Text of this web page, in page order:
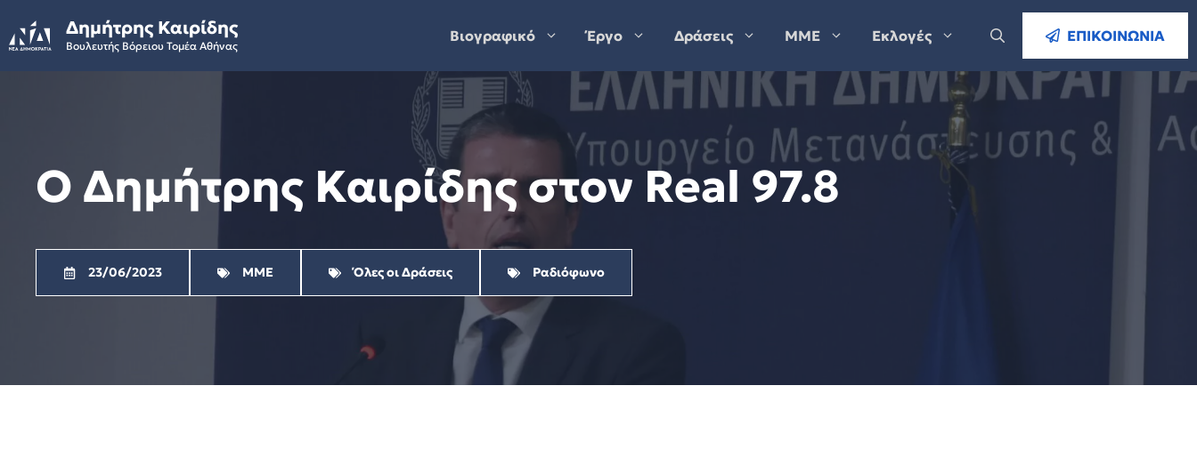
to
content
Δημήτρης Καιρίδης
Βουλευτής Βόρειου Τομέα Αθήνας
Βιογραφικό Έργο Δράσεις ΜΜΕ Εκλογές ΕΠΙΚΟΙΝΩΝΙΑ
Ο Δημήτρης Καιρίδης στον Real 97.8
23/06/2023 ΜΜΕ Όλες οι Δράσεις Ραδιόφωνο